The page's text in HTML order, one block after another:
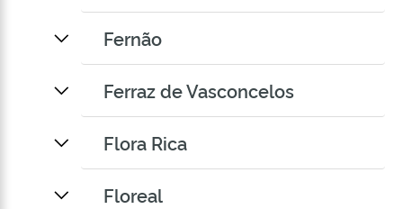
Fernão
Ferraz de Vasconcelos
Flora Rica
Floreal